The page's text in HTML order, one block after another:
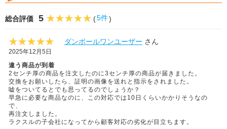
総合評価 5 (5件)
ダンボールワンユーザー さん
2025年12月5日
違う商品が到着
2センチ厚の商品を注文したのに3センチ厚の商品が届きました。
交換をお願いしたら、証明の画像を送れと指示をされました。
嘘をついてるとでも思ってるのでしょうか？
早急に必要な商品なのに、この対応では10日くらいかかりそうなの
で、
再注文しました。
ラクスルの子会社になってから顧客対応の劣化が目立ちます。